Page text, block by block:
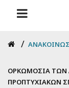
ΟΡΚΩΜΟΣΊΑ
ΠΡΟΠΤΥΧΙΑΚΏΝ